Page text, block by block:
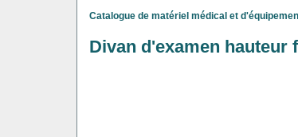
Catalogue de matériel médical et
Divan d'examen hauteur